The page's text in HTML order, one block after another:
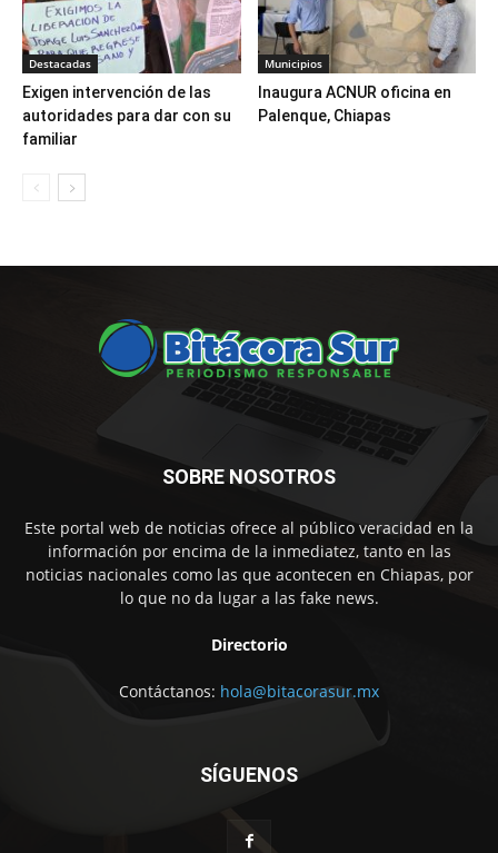
Destacadas
Exigen intervención de las
autoridades para dar con su
familiar
Municipios
Inaugura ACNUR oficina en
Palenque, Chiapas
SOBRE NOSOTROS
Este portal web de noticias ofrece al público veracidad en la
información por encima de la inmediatez, tanto en las
noticias nacionales como las que acontecen en Chiapas, por
lo que no da lugar a las fake news.
Directorio
Contáctanos: hola@bitacorasur.mx
SÍGUENOS